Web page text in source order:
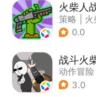
火柴人
策略
火
| 指动网
0.0
战斗火
动作冒险
| 横版过
3.0